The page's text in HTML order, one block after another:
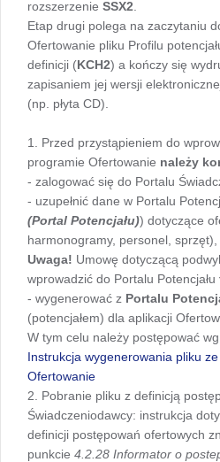
rozszerzenie SSX2
Etap drugi polega na zaczytaniu
Ofertowanie pliku Profilu
definicji (KCH2) a kończy się
zapisaniem jej wersji
(np. płyta CD).
1. Przed przystąpieniem do
programie Ofertowanie należy
- zalogować się do Portalu
- uzupełnić dane w Portalu
(Portal Potencjału)) dotyczące
harmonogramy, personel, sprzęt),
Uwaga! Umowę dotyczącą
wprowadzić do Portalu Potencjału
- wygenerować z Portalu
(potencjałem) dla aplikacji
W tym celu należy postępować
Instrukcja wygenerowania pliku
Ofertowanie
2. Pobranie pliku z definicją
Świadczeniodawcy: instrukcja
definicji postępowań ofertowych
punkcie 4.2.28 Informator o